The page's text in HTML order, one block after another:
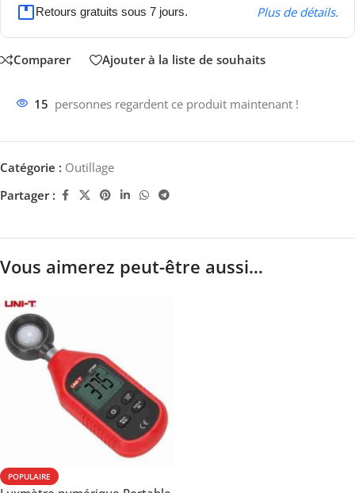
Retours gratuits sous 7 jours. Plus de détails.
Comparer Ajouter à la liste de souhaits
15 personnes regardent ce produit maintenant !
Catégorie : Outillage
Partager :
Vous aimerez peut-être aussi…
POPULAIRE